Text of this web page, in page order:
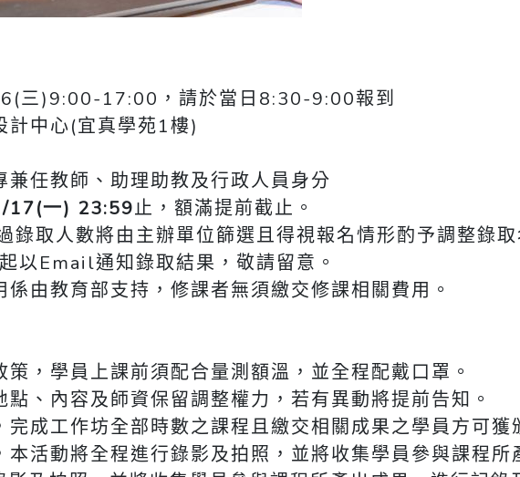
三)9:00-17:00，請於當日8:30-9:00報到
計中心(宜真學苑1樓)
兼任教師、助理助教及行政人員身分
17(一) 23:59止，額滿提前截止。
錄取人數將由主辦單位篩選且得視報名情形酌予調整錄
通知錄取結果，敬請留意。
由教育部支持，修課者無須繳交修課相關費用。
策，學員上課前須配合量測額溫，並全程配戴口罩。
點、內容及師資保留調整權力，若有異動將提前告知。
完成工作坊全部時數之課程且繳交相關成果之學員方可獲
本活動將全程進行錄影及拍照，並將收集學員參與課程